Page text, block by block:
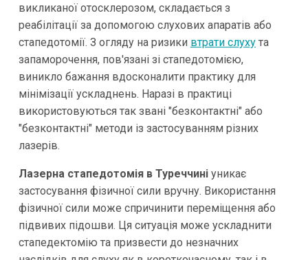
викликаної отосклерозом, складається з
реабілітації за допомогою слухових апаратів або
стапедотомії. З огляду на ризики втрати слухута
запаморочення, пов'язані зі стапедотомією,
виникло бажання вдосконалити практику для
мінімізації ускладнень. Наразі в практиці
використовуються так звані "безконтактні" або
"безконтактні" методи із застосуванням різних
лазерів.
Лазерна стапедотомія в Туреччиніуникає
застосування фізичної сили вручну. Використання
фізичної сили може спричинити переміщення або
підвивих підошви. Ця ситуація може ускладнити
стапедектомію та призвести до незначних